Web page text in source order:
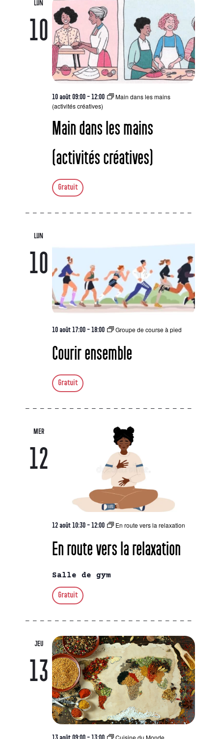
LUN
10
Main dans les mains
(activités créatives)
10 août 09:00-12:00
Main dans les mains
(activités créatives)
Gratuit
LUN
10
Courir ensemble
10 août 17:00-18:00 Groupe de course à pied
Gratuit
MER
12
En route vers la relaxation
12 août 10:30-12:00 En route vers la relaxation
Salle de gym
Gratuit
JEU
13
13 août 09:00-13:00 Cuisine du Monde